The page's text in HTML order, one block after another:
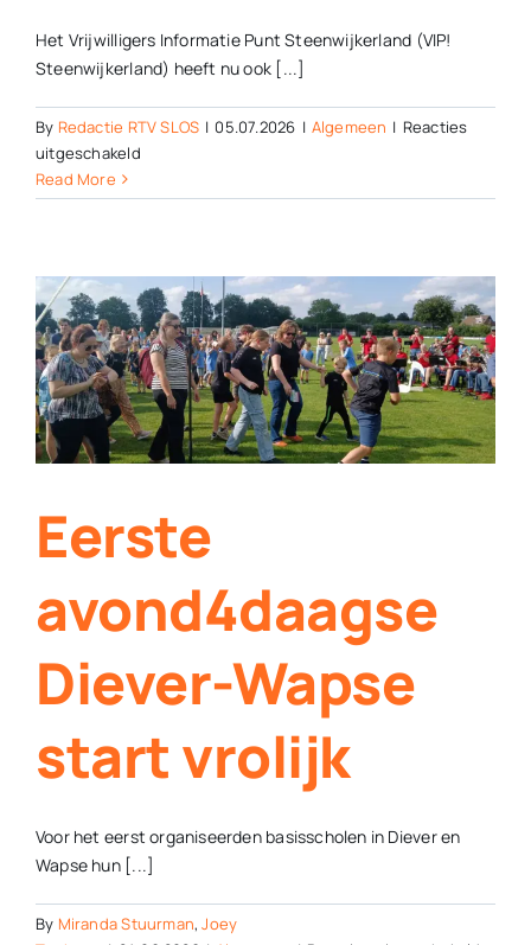
Het Vrijwilligers Informatie Punt Steenwijkerland (VIP!
Steenwijkerland) heeft nu ook [...]
By Redactie RTV SLOS | 05.07.2026 | Algemeen | Reacties
uitgeschakeldvoor
stages
Steenwijkerland
Read More
Eerste
avond4daagse
Diever-Wapse
start vrolijk
Voor het eerst organiseerden basisscholen in Diever en
Wapse hun [...]
By Miranda Stuurman,Joey